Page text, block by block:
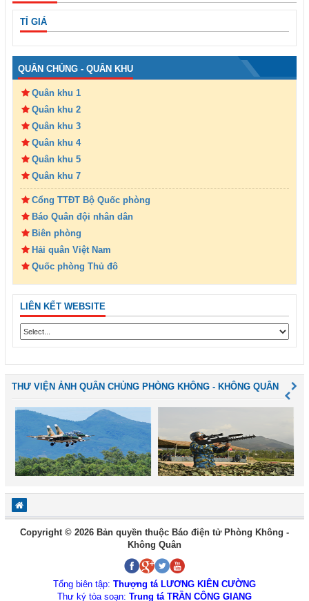
TỈ GIÁ
QUÂN CHỦNG - QUÂN KHU
Quân khu 1
Quân khu 2
Quân khu 3
Quân khu 4
Quân khu 5
Quân khu 7
Cổng TTĐT Bộ Quốc phòng
Báo Quân đội nhân dân
Biên phòng
Hải quân Việt Nam
Quốc phòng Thủ đô
LIÊN KẾT WEBSITE
THƯ VIỆN ẢNH QUÂN CHỦNG PHÒNG KHÔNG - KHÔNG QUÂN
Copyright © 2026 Bản quyền thuộc Báo điện tử Phòng Không -
Không Quân
Tổng biên tập: Thượng tá LƯƠNG KIÊN CƯỜNG
Thư ký tòa soạn: Trung tá TRẦN CÔNG GIANG